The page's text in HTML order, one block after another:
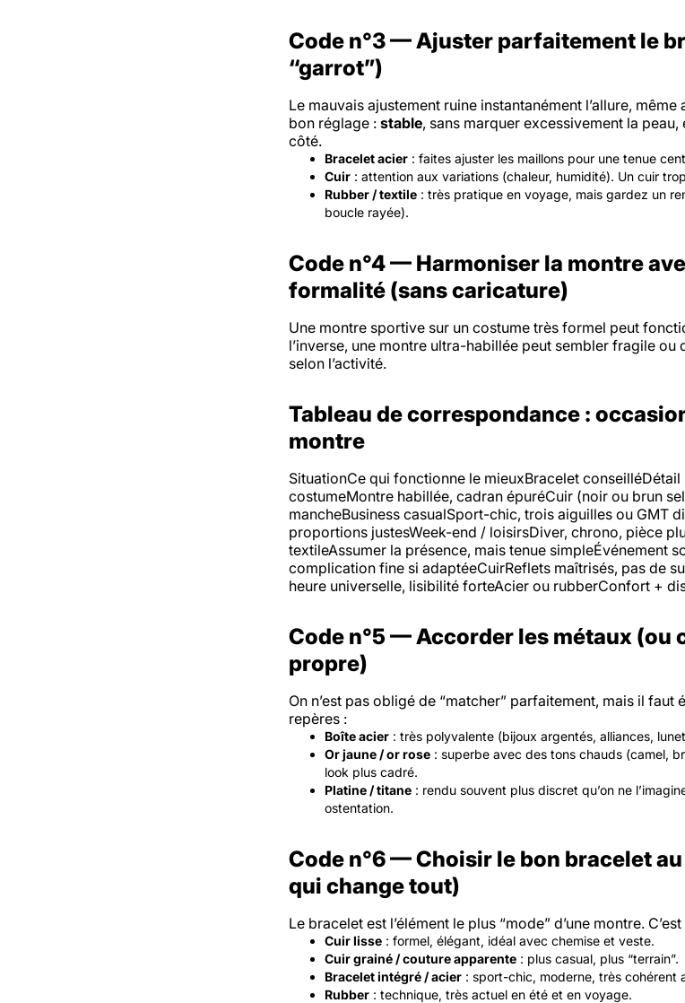
Code n°3 — Ajuster parfaitement le
“garrot”)
Le mauvais ajustement ruine instantanément l’allure,
bon réglage : stable, sans marquer excessivement la
côté.
Bracelet acier : faites ajuster les maillons pour une tenue
Cuir : attention aux variations (chaleur, humidité). Un cuir
Rubber / textile : très pratique en voyage, mais gardez un
boucle rayée).
Code n°4 — Harmoniser la montre
formalité (sans caricature)
Une montre sportive sur un costume très formel peut
l’inverse, une montre ultra-habillée peut sembler fragile ou
selon l’activité.
Tableau de correspondance :
montre
SituationCe qui fonctionne le mieuxBracelet
costumeMontre habillée, cadran épuréCuir (noir ou brun
mancheBusiness casualSport-chic, trois aiguilles ou GMT
proportions justesWeek-end / loisirsDiver, chrono, pièce
textileAssumer la présence, mais tenue simpleÉvénement
complication fine si adaptéeCuirReflets maîtrisés, pas de
heure universelle, lisibilité forteAcier ou rubberConfort +
Code n°5 — Accorder les métaux (ou
propre)
On n’est pas obligé de “matcher” parfaitement, mais il faut
repères :
Boîte acier : très polyvalente (bijoux argentés, alliances,
Or jaune / or rose : superbe avec des tons chauds (camel,
look plus cadré.
Platine / titane : rendu souvent plus discret qu’on ne
ostentation.
Code n°6 — Choisir le bon bracelet
qui change tout)
Le bracelet est l’élément le plus “mode” d’une montre.
Cuir lisse : formel, élégant, idéal avec chemise et veste.
Cuir grainé / couture apparente : plus casual, plus “terrain”.
Bracelet intégré / acier : sport-chic, moderne, très cohérent
Rubber : technique, très actuel en été et en voyage.